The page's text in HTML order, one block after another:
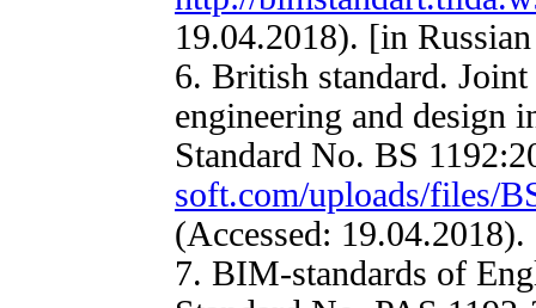
19.04.2018). [in
6. British standard.
engineering and design
Standard No. BS
soft.com/uploads/files/
(Accessed:
7. BIM-standards of